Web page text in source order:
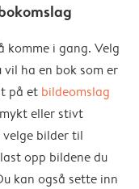
i gang. Velg
vil ha en bok som er
på et bildeomslag
eller stivt
bilder til
opp bildene du
kan også sette inn